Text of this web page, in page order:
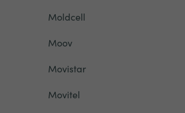
Moldcell
Moov
Movistar
Movitel